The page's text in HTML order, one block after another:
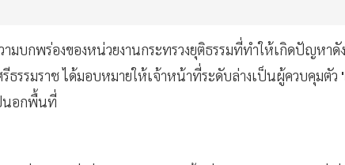
ามบกพร่องของหน่วยงานกระทรวงยุติธรรมที่ทำให้เกิดปัญหาดั
ธรรมราช ได้มอบหมายให้เจ้าหน้าที่ระดับล่างเป็นผู้ควบคุมตัว
นอกพื้นที่